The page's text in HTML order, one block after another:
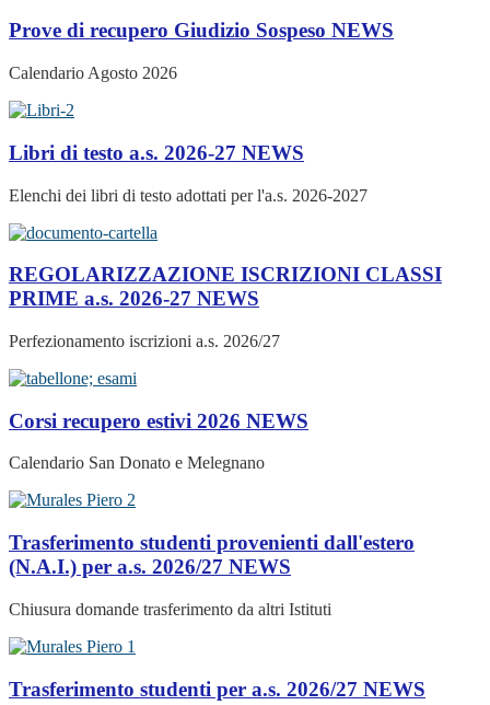
Prove di recupero Giudizio Sospeso NEWS
Calendario Agosto 2026
Libri di testo a.s. 2026-27 NEWS
Elenchi dei libri di testo adottati per l'a.s. 2026-2027
REGOLARIZZAZIONE ISCRIZIONI CLASSI
PRIME a.s. 2026-27 NEWS
Perfezionamento iscrizioni a.s. 2026/27
Corsi recupero estivi 2026 NEWS
Calendario San Donato e Melegnano
Trasferimento studenti provenienti dall'estero
(N.A.I.) per a.s. 2026/27 NEWS
Chiusura domande trasferimento da altri Istituti
Trasferimento studenti per a.s. 2026/27 NEWS